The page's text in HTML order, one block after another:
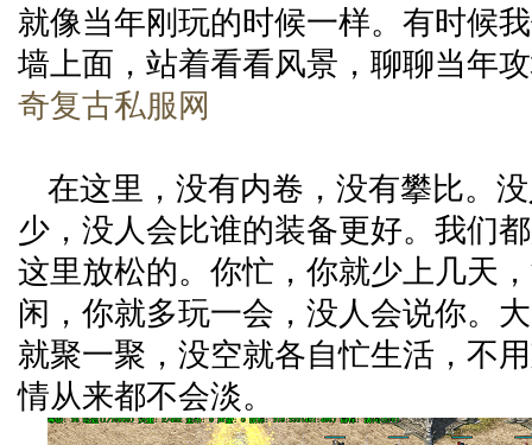
就像当年刚玩的时候一样。有时候
墙上面，站着看看风景，聊聊当年
奇复古私服网
在这里，没有内卷，没有攀比。
少，没人会比谁的装备更好。我们
这里放松的。你忙，你就少上几天
闲，你就多玩一会，没人会说你。
就聚一聚，没空就各自忙生活，不
情从来都不会淡。